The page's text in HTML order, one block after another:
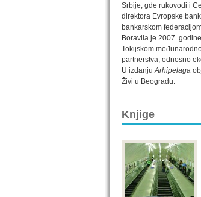
Srbije, gde rukovodi i
direktora Evropske
bankarskom
Boravila je 2007.
Tokijskom
partnerstva, odnosno
U izdanjuArhipelaga
Živi u Beogradu.
Knjige